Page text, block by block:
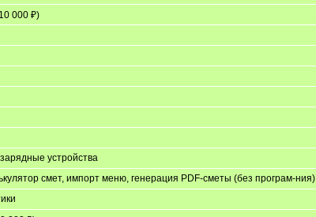
000 ₽)
устройства
смет, импорт меню, генерация PDF-сметы (без програм-ния)